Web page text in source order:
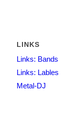
LINKS
Links: Bands
Links: Lables
Metal-DJ